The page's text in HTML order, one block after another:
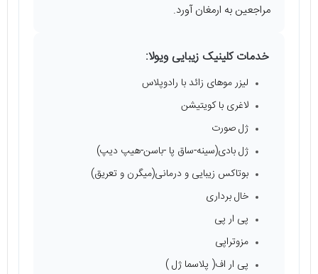
مراجعین به ارمغان آورد.
خدمات کلینیک زیبایی ویولا:
لیزر موهای زائد با رادوپلاس
لاغری با کویتیشن
ژل صورت
ژل بادی(سینه-ساق پا -باسن-هیپ دیپ)
بوتاکس زیبایی و درمانی(میگرن و تعریق)
خال برداری
پی ار پی
مزوتراپی
پی ار اف( پلاسما ژل )